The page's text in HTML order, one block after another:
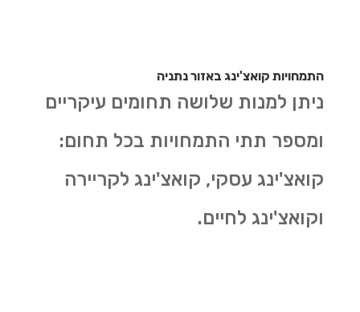
התמחויות קואצ'ינג באזור נתניה
ניתן למנות שלושה תחומים עיקריים
ומספר תתי התמחויות בכל תחום:
קואצ'ינג עסקי, קואצ'ינג לקריירה
וקואצ'ינג לחיים.